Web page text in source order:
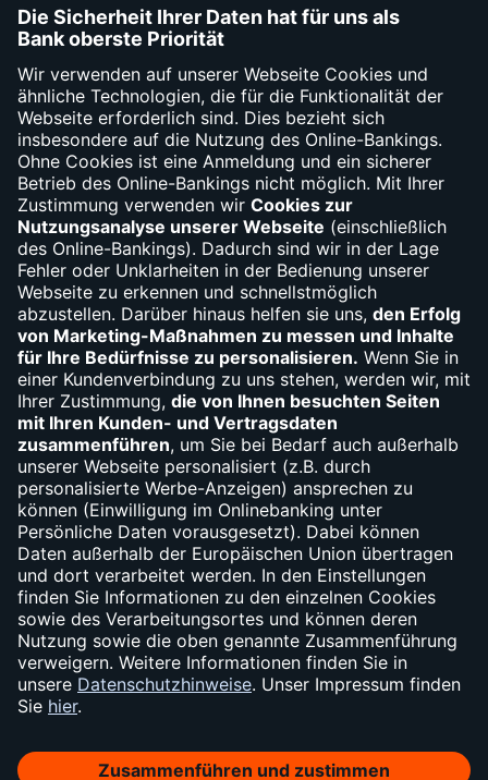
Kontakt
Bargeld
Debit- und Kreditkartensperre
(030) 310-66010
Widerruf
Vertrag widerrufen
Impressum Sicherheit
Datenschutz
Cookie-Einstellungen
Barrierefreiheit
AGB